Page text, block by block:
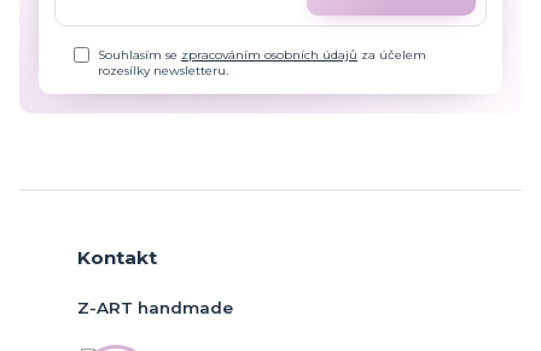
Souhlasím se zpracováním osobních údajů za účelem
rozesílky newsletteru.
Kontakt
Z-ART handmade